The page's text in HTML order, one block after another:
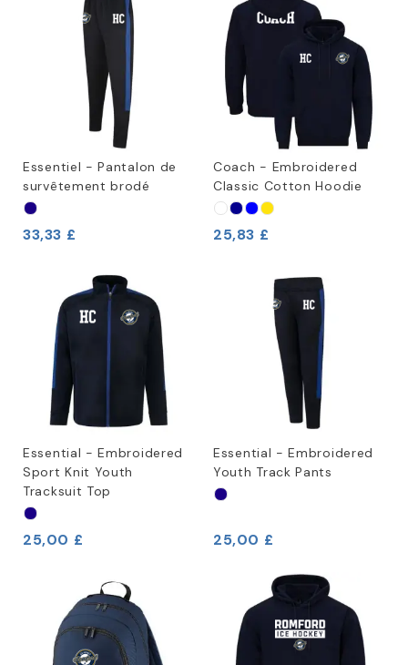
Essentiel - Pantalon de
survêtement brodé
33,33 £
Coach - Embroidered
Classic Cotton Hoodie
25,83 £
Essential - Embroidered
Sport Knit Youth
Tracksuit Top
25,00 £
Essential - Embroidered
Youth Track Pants
25,00 £